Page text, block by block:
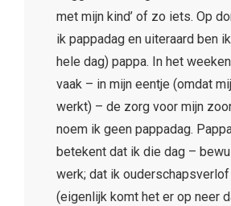
met mijn kind’ of zo iets. Op
ik pappadag en uiteraard ben
hele dag) pappa. In het
vaak – in mijn eentje (omdat
werkt) – de zorg voor mijn
noem ik geen pappadag.
betekent dat ik die dag –
werk; dat ik ouderschapsverlof
(eigenlijk komt het er op neer